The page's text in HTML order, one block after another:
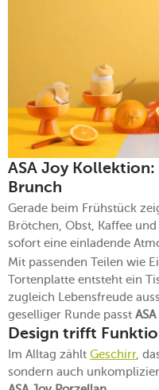
ASA Joy
Brunch
Gerade beim Frühstück
Brötchen, Obst, Kaffee
sofort eine einladende
Mit passenden Teilen wie
Tortenplatte entsteht ein
zugleich Lebensfreude
geselliger Runde passt
Design trifft
Im Alltag zählt Geschirr,
sondern auch